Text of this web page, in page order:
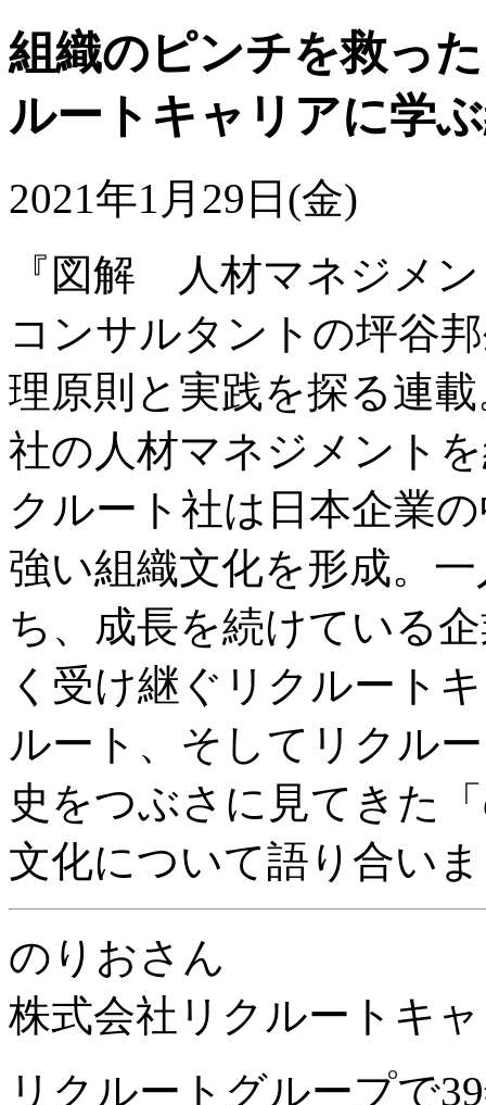
組織のピンチを救っ
ルートキャリアに学
2021年1月29日(金)
『図解 人材マネジメ
コンサルタントの坪谷
理原則と実践を探る連
社の人材マネジメント
クルート社は日本企業
強い組織文化を形成。
ち、成長を続けている
く受け継ぐリクルート
ルート、そしてリクル
史をつぶさに見てきた
文化について語り合い
のりおさん
株式会社リクルートキ
リクルートグループで